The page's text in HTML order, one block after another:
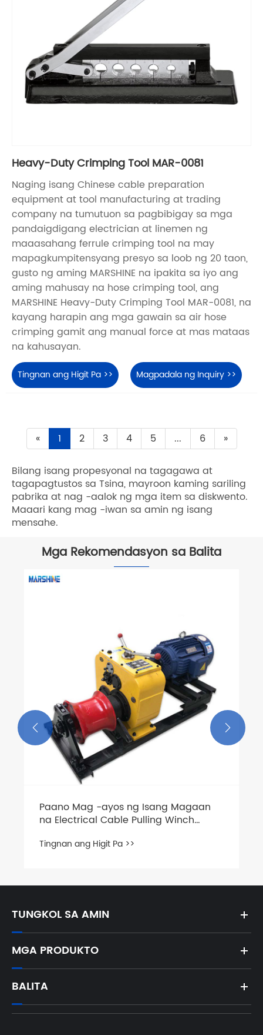
Heavy-Duty Crimping Tool MAR-0081
Naging isang Chinese cable preparation
equipment at tool manufacturing at trading
company na tumutuon sa pagbibigay sa mga
pandaigdigang electrician at linemen ng
maaasahang ferrule crimping tool na may
mapagkumpitensyang presyo sa loob ng 20 taon,
gusto ng aming MARSHINE na ipakita sa iyo ang
aming mahusay na hose crimping tool, ang
MARSHINE Heavy-Duty Crimping Tool MAR-0081, na
kayang harapin ang mga gawain sa air hose
crimping gamit ang manual force at mas mataas
na kahusayan.
Tingnan ang Higit Pa >> Magpadala ng Inquiry >>
« 1 2 3 4 5 ... 6 »
Bilang isang propesyonal na tagagawa at
tagapagtustos sa Tsina, mayroon kaming sariling
pabrika at nag -aalok ng mga item sa diskwento.
Maaari kang mag -iwan sa amin ng isang
mensahe.
Mga Rekomendasyon sa Balita
Paano Mag -ayos ng Isang Magaan
na Electrical Cable Pulling Winch
Tingnan ang Higit Pa >>
 
TUNGKOL SA AMIN
MGA PRODUKTO
BALITA